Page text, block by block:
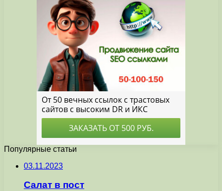
Популярные статьи
03.11.2023
Салат в пост